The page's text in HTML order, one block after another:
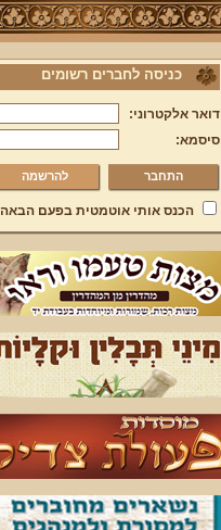
כניסה לחברים רשומים
דואר אלקטרוני:
סיסמא:
להרשמה
הכנס אותי אוטמטית בפעם הבאה